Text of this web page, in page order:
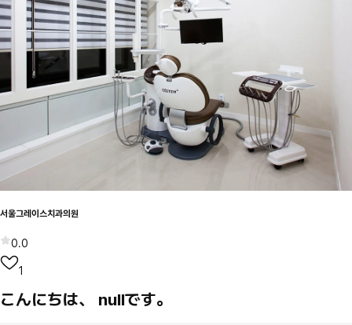
서울그레이스치과의원
0.0
1
こんにちは、 nullです。